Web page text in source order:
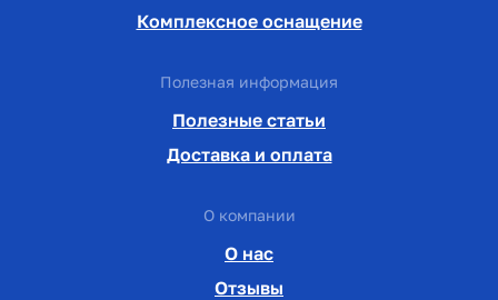
Комплексное оснащение
Полезная информация
Полезные статьи
Доставка и оплата
О компании
О нас
Отзывы